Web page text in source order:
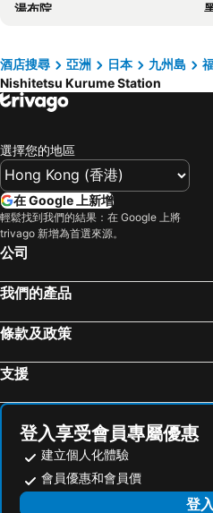
Ennan Hotel
Hotel New Plaza Kurume
Ivy Hotel Chikushino
Hotel Marital Sousei Kurume
Yame Green Hotel
Hotel Elmont
Yanagawa Business
湯布院
Aso Farm Land
黒川溫泉
Nishitetsu Fukuoka (Tenjin) Station
Gion Station
Mojiko Station
Yufuin
Fukuoka Kokusai Center
Nakasu-Kawabata Station
Yakuin Station
Tojinmachi Station
熊本機場
Miyazaki Airport
Nishitetsu Kurume Station
Higashihie Station
Aoshima Island
酒店搜尋 亞洲 日本 九州島
Nishitetsu Kurume Station
選擇您的地區
在 Google 上新增
輕鬆找到我們的結果：在 Google 上將
trivago 新增為首選來源。
公司
我們的產品
條款及政策
支援
登入享受會員專屬優惠
建立個人化體驗
會員優惠和會員價
登入